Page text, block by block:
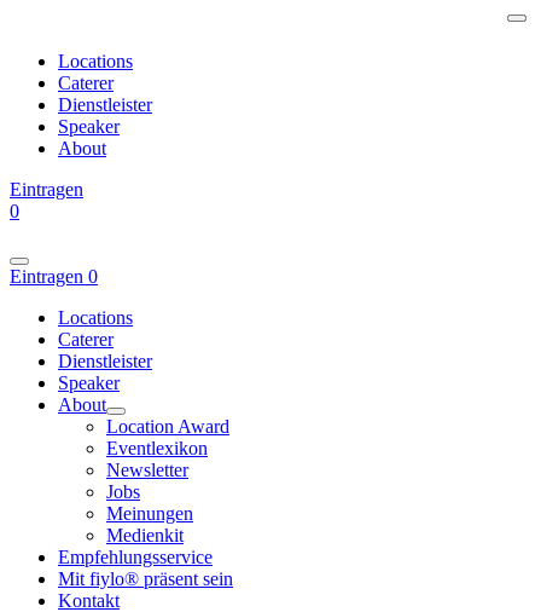
Locations
Caterer
Dienstleister
Speaker
About
Eintragen
0
Eintragen 0
Locations
Caterer
Dienstleister
Speaker
About
Location Award
Eventlexikon
Newsletter
Jobs
Meinungen
Medienkit
Empfehlungsservice
Mit fiylo® präsent sein
Kontakt